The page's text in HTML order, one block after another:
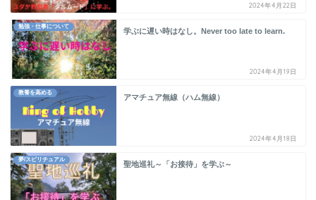
2024年4月22日
勉強・仕事について
学ぶに遅い時はなし。Never too late to learn.
2024年4月19日
教養を高める
アマチュア無線（ハム無線）
2024年4月18日
夢/スピリチュアル
聖地巡礼～「お接待」を学ぶ～